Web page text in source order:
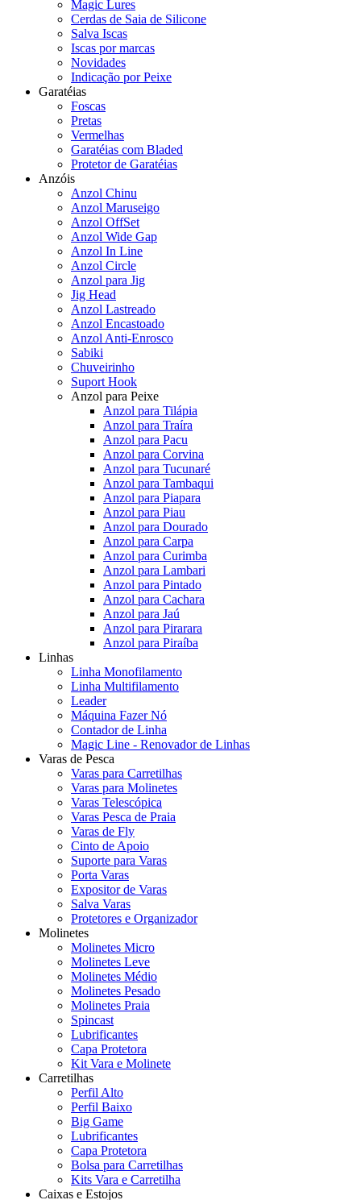
Magic Lures
Cerdas de Saia de Silicone
Salva Iscas
Iscas por marcas
Novidades
Indicação por Peixe
Garatéias
Foscas
Pretas
Vermelhas
Garatéias com Bladed
Protetor de Garatéias
Anzóis
Anzol Chinu
Anzol Maruseigo
Anzol OffSet
Anzol Wide Gap
Anzol In Line
Anzol Circle
Anzol para Jig
Jig Head
Anzol Lastreado
Anzol Encastoado
Anzol Anti-Enrosco
Sabiki
Chuveirinho
Suport Hook
Anzol para Peixe
Anzol para Tilápia
Anzol para Traíra
Anzol para Pacu
Anzol para Corvina
Anzol para Tucunaré
Anzol para Tambaqui
Anzol para Piapara
Anzol para Piau
Anzol para Dourado
Anzol para Carpa
Anzol para Curimba
Anzol para Lambari
Anzol para Pintado
Anzol para Cachara
Anzol para Jaú
Anzol para Pirarara
Anzol para Piraíba
Linhas
Linha Monofilamento
Linha Multifilamento
Leader
Máquina Fazer Nó
Contador de Linha
Magic Line - Renovador de Linhas
Varas de Pesca
Varas para Carretilhas
Varas para Molinetes
Varas Telescópica
Varas Pesca de Praia
Varas de Fly
Cinto de Apoio
Suporte para Varas
Porta Varas
Expositor de Varas
Salva Varas
Protetores e Organizador
Molinetes
Molinetes Micro
Molinetes Leve
Molinetes Médio
Molinetes Pesado
Molinetes Praia
Spincast
Lubrificantes
Capa Protetora
Kit Vara e Molinete
Carretilhas
Perfil Alto
Perfil Baixo
Big Game
Lubrificantes
Capa Protetora
Bolsa para Carretilhas
Kits Vara e Carretilha
Caixas e Estojos